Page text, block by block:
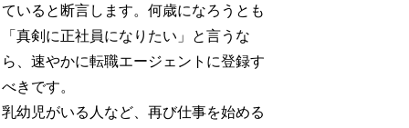
ていると断言します。何歳になろうとも
「真剣に正社員になりたい」と言うな
ら、速やかに転職エージェントに登録す
べきです。
乳幼児がいる人など、再び仕事を始める